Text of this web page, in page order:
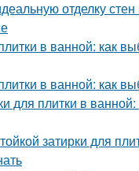
отделку
в ванной: как
в ванной: как
для плитки в
затирки для